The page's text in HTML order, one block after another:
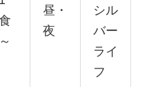
～
昼・
夜
シル
バー
ライ
フ